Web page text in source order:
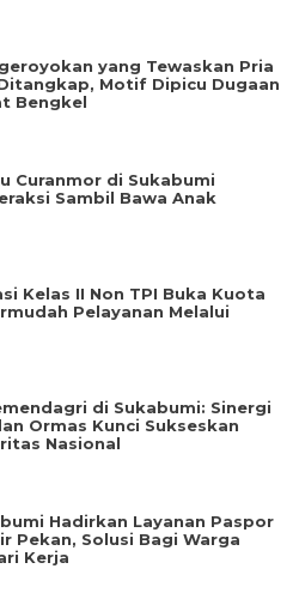
yang Tewaskan Pria
Motif Dipicu Dugaan
Bengkel
Curanmor di Sukabumi
Sambil Bawa Anak
Kelas II Non TPI Buka Kuota
Pelayanan Melalui
di Sukabumi: Sinergi
Ormas Kunci Sukseskan
Nasional
Hadirkan Layanan Paspor
Pekan, Solusi Bagi Warga
Kerja